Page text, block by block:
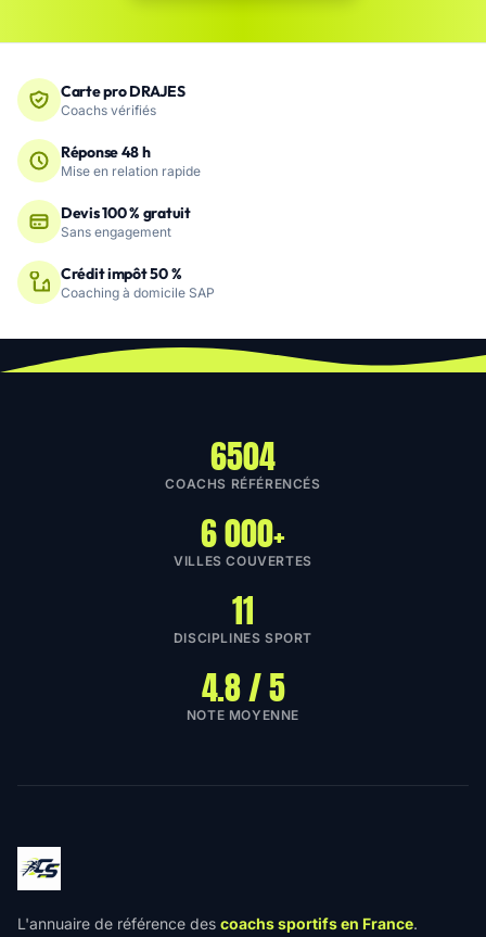
Carte pro DRAJES
Coachs vérifiés
Réponse 48 h
Mise en relation rapide
Devis 100 % gratuit
Sans engagement
Crédit impôt 50 %
Coaching à domicile SAP
6504
COACHS RÉFÉRENCÉS
6 000+
VILLES COUVERTES
11
DISCIPLINES SPORT
4.8 / 5
NOTE MOYENNE
L'annuaire de référence des coachs sportifs en France.